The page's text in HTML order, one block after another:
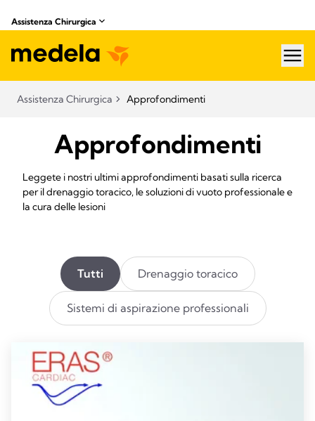
Assistenza Chirurgica
Assistenza Chirurgica Approfondimenti
Approfondimenti
Leggete i nostri ultimi approfondimenti basati sulla ricerca
per il drenaggio toracico, le soluzioni di vuoto professionale e
la cura delle lesioni
Tutti Drenaggio toracico
Sistemi di aspirazione professionali​